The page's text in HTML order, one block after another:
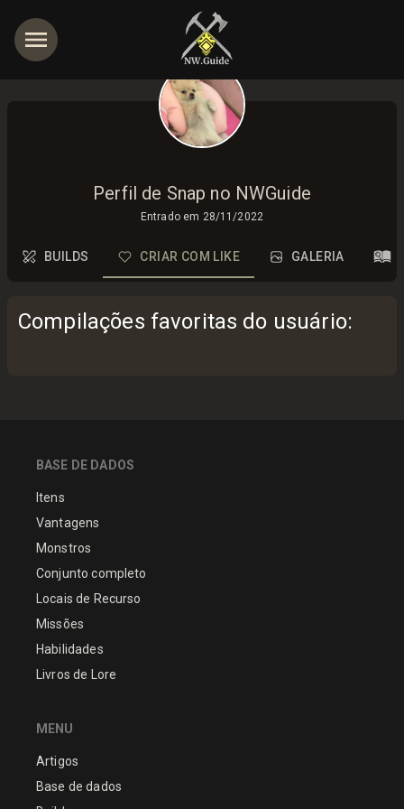
Perfil de Snap no NWGuide
Entrado em 28/11/2022
BUILDS CRIAR COM LIKE GALERIA
Compilações favoritas do usuário:
BASE DE DADOS
Itens
Vantagens
Monstros
Conjunto completo
Locais de Recurso
Missões
Habilidades
Livros de Lore
MENU
Artigos
Base de dados